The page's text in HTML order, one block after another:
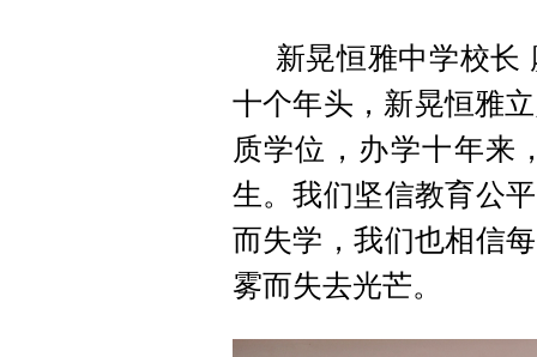
新晃恒雅中学校长
十个年头，新晃恒雅
质学位，办学十年来
生。我们坚信教育公
而失学，我们也相信
雾而失去光芒。